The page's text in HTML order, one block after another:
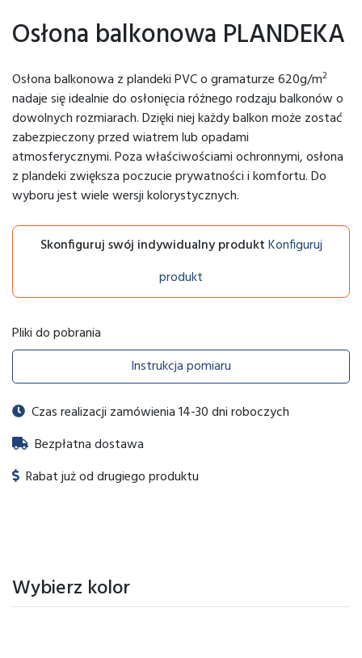
Osłona balkonowa PLANDEKA
Osłona balkonowa z plandeki PVC o gramaturze 620g/m2
nadaje się idealnie do osłonięcia różnego rodzaju balkonów o
dowolnych rozmiarach. Dzięki niej każdy balkon może zostać
zabezpieczony przed wiatrem lub opadami
atmosferycznymi. Poza właściwościami ochronnymi, osłona
z plandeki zwiększa poczucie prywatności i komfortu. Do
wyboru jest wiele wersji kolorystycznych.
Skonfiguruj swój indywidualny produktKonfiguruj
produkt
Pliki do pobrania
Instrukcja pomiaru
Czas realizacji zamówienia 14-30 dni roboczych
Bezpłatna dostawa
Rabat już od drugiego produktu
Wybierz kolor